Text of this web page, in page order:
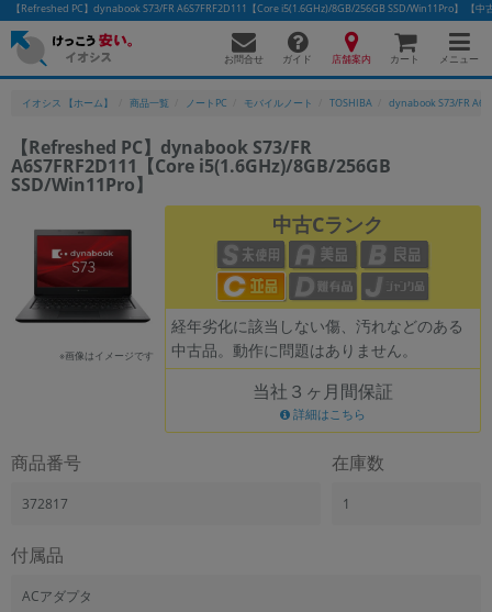
【Refreshed PC】dynabook S73/FR A6S7FRF2D111【Core i5(1.6GHz)/8GB/256GB SSD/Win11Pro】 【
お問合せ ガイド 店舗案内 カート メニュー
イオシス 【ホーム】 商品一覧 ノートPC モバイルノート TOSHIBA dynabook S73/FR
【Refreshed PC】dynabook S73/FR
A6S7FRF2D111【Core i5(1.6GHz)/8GB/256GB
SSD/Win11Pro】
※画像はイメージです
中古Cランク
経年劣化に該当しない傷、汚れなどのある
中古品。動作に問題はありません。
当社３ヶ月間保証
詳細はこちら
商品番号
372817
在庫数
1
付属品
ACアダプタ